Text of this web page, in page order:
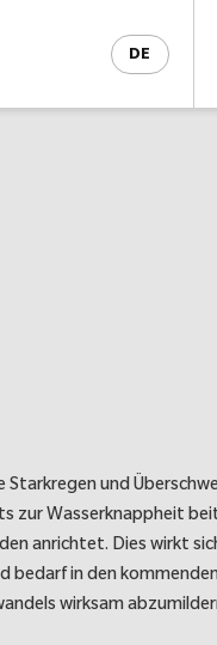
DE
EN
und
zur Wasserknappheit
anrichtet. Dies wirkt
bedarf in den
wirksam